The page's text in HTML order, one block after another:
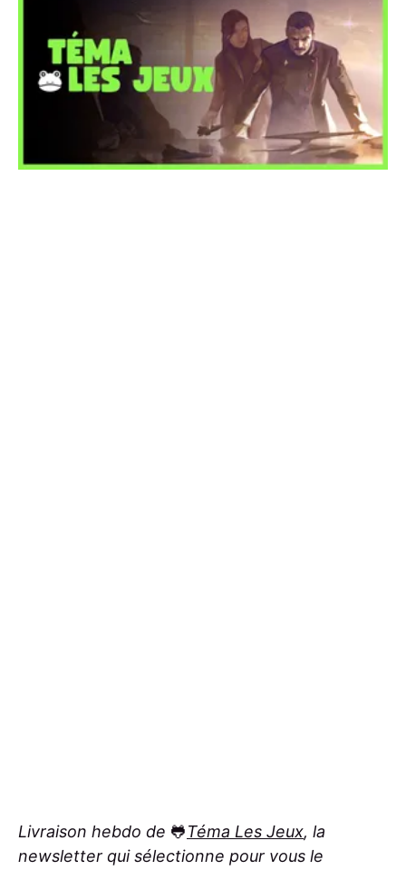
Livraison hebdo de 🐸Téma Les Jeux, la
newsletter qui sélectionne pour vous le